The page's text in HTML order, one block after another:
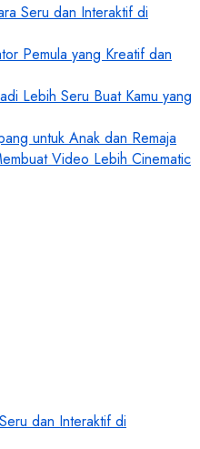
Seru dan Interaktif di
Pemula yang Kreatif dan
Lebih Seru Buat Kamu yang
untuk Anak dan Remaja
Video Lebih Cinematic